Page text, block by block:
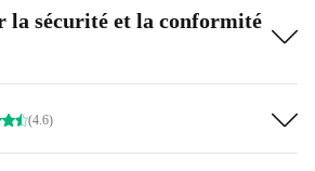
la sécurité et la conformité
(4.6)